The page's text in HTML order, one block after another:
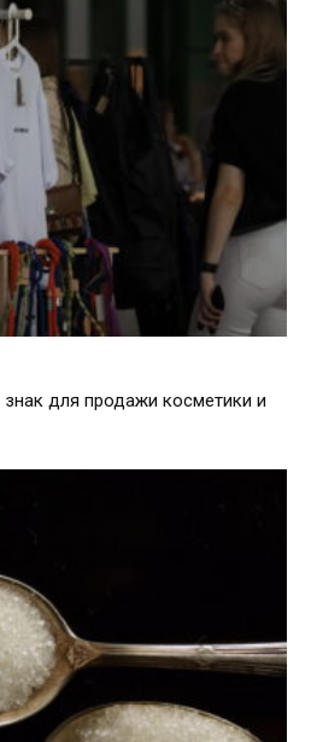
для продажи косметики и